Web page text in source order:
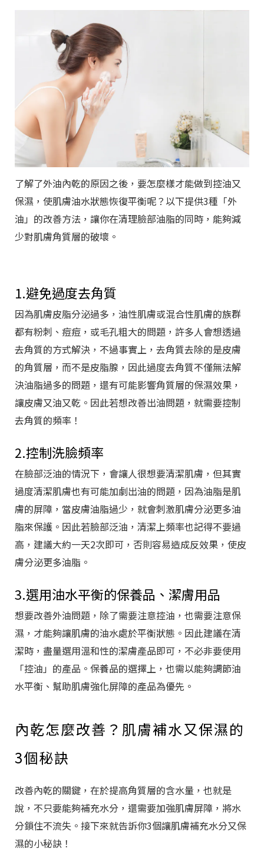
了解了外油內乾的原因之後，要怎麼樣才能做到控油又
保濕，使肌膚油水狀態恢復平衡呢？以下提供3種「外
油」的改善方法，讓你在清理臉部油脂的同時，能夠減
少對肌膚角質層的破壞。
1.避免過度去角質
因為肌膚皮脂分泌過多，油性肌膚或混合性肌膚的族群
都有粉刺、痘痘，或毛孔粗大的問題，許多人會想透過
去角質的方式解決，不過事實上，去角質去除的是皮膚
的角質層，而不是皮脂腺，因此過度去角質不僅無法解
決油脂過多的問題，還有可能影響角質層的保濕效果，
讓皮膚又油又乾。因此若想改善出油問題，就需要控制
去角質的頻率！
2.控制洗臉頻率
在臉部泛油的情況下，會讓人很想要清潔肌膚，但其實
過度清潔肌膚也有可能加劇出油的問題，因為油脂是肌
膚的屏障，當皮膚油脂過少，就會刺激肌膚分泌更多油
脂來保護。因此若臉部泛油，清潔上頻率也記得不要過
高，建議大約一天2次即可，否則容易造成反效果，使皮
膚分泌更多油脂。
3.選用油水平衡的保養品、潔膚用品
想要改善外油問題，除了需要注意控油，也需要注意保
濕，才能夠讓肌膚的油水處於平衡狀態。因此建議在清
潔時，盡量選用溫和性的潔膚產品即可，不必非要使用
「控油」的產品。保養品的選擇上，也需以能夠調節油
水平衡、幫助肌膚強化屏障的產品為優先。
內乾怎麼改善？肌膚補水又保濕的
3個秘訣
改善內乾的關鍵，在於提高角質層的含水量，也就是
說，不只要能夠補充水分，還需要加強肌膚屏障，將水
分鎖住不流失。接下來就告訴你3個讓肌膚補充水分又保
濕的小秘訣！